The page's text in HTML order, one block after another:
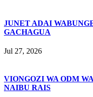
JUNET ADAI
GACHAGUA
Jul 27, 2026
VIONGOZI WA ODM
NAIBU RAIS